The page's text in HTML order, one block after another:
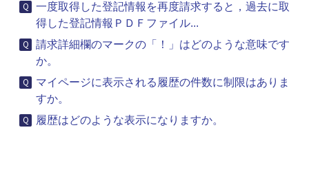
一度取得した登記情報を再度請求すると，過去に取
得した登記情報ＰＤＦファイル...
請求詳細欄のマークの「！」はどのような意味です
か。
マイページに表示される履歴の件数に制限はありま
すか。
履歴はどのような表示になりますか。